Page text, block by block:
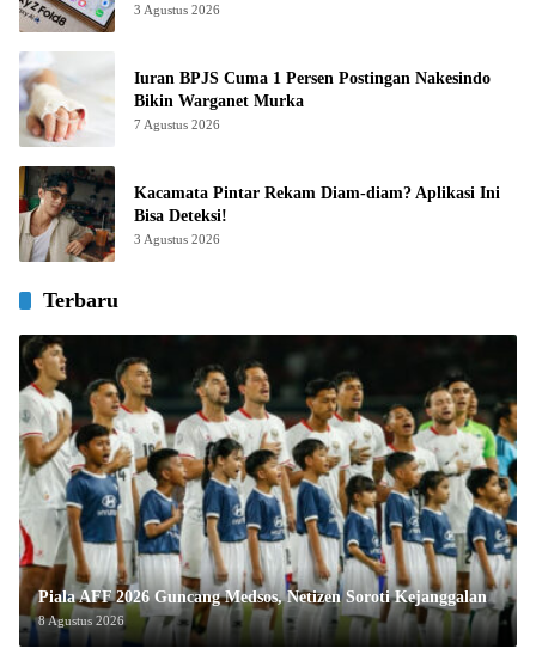
3 Agustus 2026
Iuran BPJS Cuma 1 Persen Postingan Nakesindo
Bikin Warganet Murka
7 Agustus 2026
Kacamata Pintar Rekam Diam-diam? Aplikasi Ini
Bisa Deteksi!
3 Agustus 2026
Terbaru
Piala AFF 2026 Guncang Medsos, Netizen Soroti Kejanggalan
8 Agustus 2026